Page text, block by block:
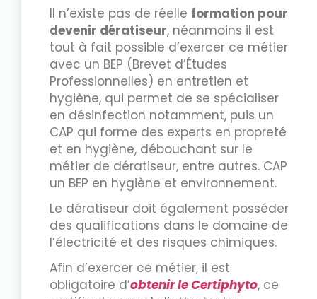
Il n’existe pas de réelle formation pour
devenir dératiseur, néanmoins il est
tout à fait possible d’exercer ce métier
avec un BEP (Brevet d’Études
Professionnelles) en entretien et
hygiène, qui permet de se spécialiser
en désinfection notamment, puis un
CAP qui forme des experts en propreté
et en hygiène, débouchant sur le
métier de dératiseur, entre autres. CAP
un BEP en hygiène et environnement.
Le dératiseur doit également posséder
des qualifications dans le domaine de
l’électricité et des risques chimiques.
Afin d’exercer ce métier, il est
obligatoire d’obtenir le Certiphyto, ce